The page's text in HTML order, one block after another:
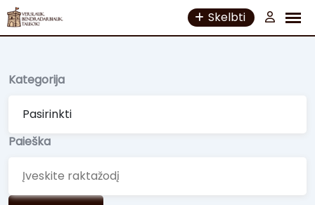
Skip
to
content
Skelbti
Kategorija
Paieška